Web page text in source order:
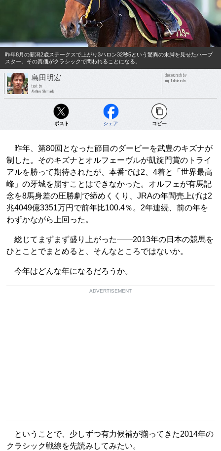
昨年8月の新潟2歳ステークスで上がり3ハロン32秒5という驚異の末脚を見せたハープ
スター。その真価がクラシックで問われることになる。
島田明宏
text by
Akihiro Shimada
photograph by
Yuji Takahashi
ポスト シェア コピー
昨年、第80回となった節目のダービーを武豊のキズナが
制した。そのキズナとオルフェーヴルが凱旋門賞のトライ
アルを勝って期待されたが、本番では2、4着と「世界最高
峰」の牙城を崩すことはできなかった。オルフェが有馬記
念を8馬身差の圧勝劇で締めくくり、JRAの年間売上げは2
兆4049億3351万円で前年比100.4％。2年連続、前の年を
わずかながら上回った。
総じてまずまず盛り上がった――2013年の日本の競馬を
ひとことでまとめると、そんなところではないか。
今年はどんな年になるだろうか。
ADVERTISEMENT
ということで、少しずつ有力候補が揃ってきた2014年の
クラシック戦線を先読みしてみたい。